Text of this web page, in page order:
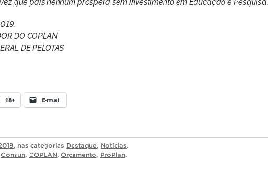
DO COPLAN
DE PELOTAS
18+ E-mail
, nas categorias Destaque, Notícias.
Consun, COPLAN, Orçamento, ProPlan.